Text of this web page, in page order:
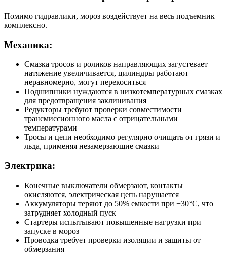
Помимо гидравлики, мороз воздействует на весь подъемник
комплексно.
Механика:
Смазка тросов и роликов направляющих загустевает —
натяжение увеличивается, цилиндры работают
неравномерно, могут перекоситься
Подшипники нуждаются в низкотемпературных смазках
для предотвращения заклинивания
Редукторы требуют проверки совместимости
трансмиссионного масла с отрицательными
температурами
Тросы и цепи необходимо регулярно очищать от грязи и
льда, применяя незамерзающие смазки
Электрика:
Конечные выключатели обмерзают, контакты
окисляются, электрическая цепь нарушается
Аккумуляторы теряют до 50% емкости при −30°C, что
затрудняет холодный пуск
Стартеры испытывают повышенные нагрузки при
запуске в мороз
Проводка требует проверки изоляции и защиты от
обмерзания